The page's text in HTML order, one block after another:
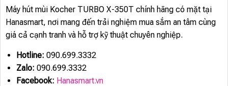
Máy hút mùi Kocher TURBO X-350T chính hãng có mặt tại
Hanasmart, nơi mang đến trải nghiệm mua sắm an tâm cùng
giá cả cạnh tranh và hỗ trợ kỹ thuật chuyên nghiệp.
Hotline: 090.699.3332
Zalo: 090.699.3332
Facebook: Hanasmart.vn